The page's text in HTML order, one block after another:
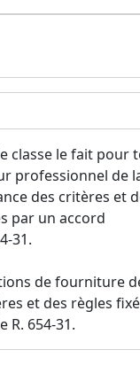
classe le fait pour
professionnel de
des critères et
par un accord
31.
de fourniture
et des règles
R. 654-31.